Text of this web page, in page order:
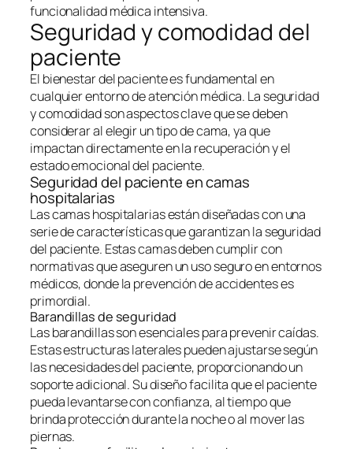
funcionalidad médica intensiva.
Seguridad y comodidad del
paciente
El bienestar del paciente es fundamental en
cualquier entorno de atención médica. La seguridad
y comodidad son aspectos clave que se deben
considerar al elegir un tipo de cama, ya que
impactan directamente en la recuperación y el
estado emocional del paciente.
Seguridad del paciente en camas
hospitalarias
Las camas hospitalarias están diseñadas con una
serie de características que garantizan la seguridad
del paciente. Estas camas deben cumplir con
normativas que aseguren un uso seguro en entornos
médicos, donde la prevención de accidentes es
primordial.
Barandillas de seguridad
Las barandillas son esenciales para prevenir caídas.
Estas estructuras laterales pueden ajustarse según
las necesidades del paciente, proporcionando un
soporte adicional. Su diseño facilita que el paciente
pueda levantarse con confianza, al tiempo que
brinda protección durante la noche o al mover las
piernas.